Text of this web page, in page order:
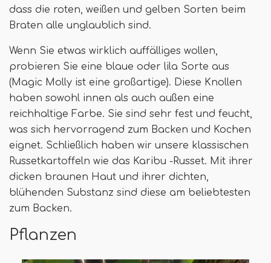
dass die roten, weißen und gelben Sorten beim
Braten alle unglaublich sind.
Wenn Sie etwas wirklich auffälliges wollen,
probieren Sie eine blaue oder lila Sorte aus
(Magic Molly ist eine großartige). Diese Knollen
haben sowohl innen als auch außen eine
reichhaltige Farbe. Sie sind sehr fest und feucht,
was sich hervorragend zum Backen und Kochen
eignet. Schließlich haben wir unsere klassischen
Russetkartoffeln wie das Karibu -Russet. Mit ihrer
dicken braunen Haut und ihrer dichten,
blühenden Substanz sind diese am beliebtesten
zum Backen.
Pflanzen